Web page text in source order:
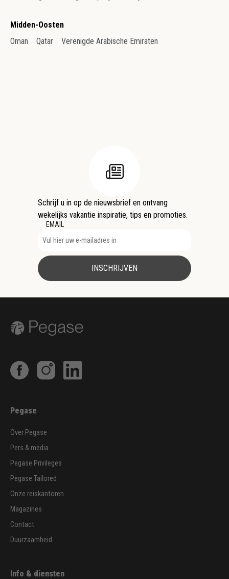
Midden-Oosten
Oman
Qatar Verenigde Arabische Emiraten
Schrijf u in op de nieuwsbrief en ontvang
wekelijks vakantie inspiratie, tips en promoties.
EMAIL
INSCHRIJVEN
Pegase
Over Pegase
Pers & media
Pegase Privileges
Pegase Tailored
Onze reiskantoren
Magazines
Contact
Duurzaamheid
Info & diensten